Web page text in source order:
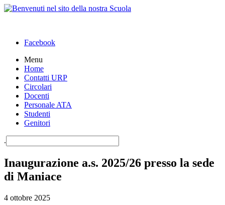
Facebook
Menu
Home
Contatti URP
Circolari
Docenti
Personale ATA
Studenti
Genitori
.
Inaugurazione a.s. 2025/26 presso la sede
di Maniace
4 ottobre 2025